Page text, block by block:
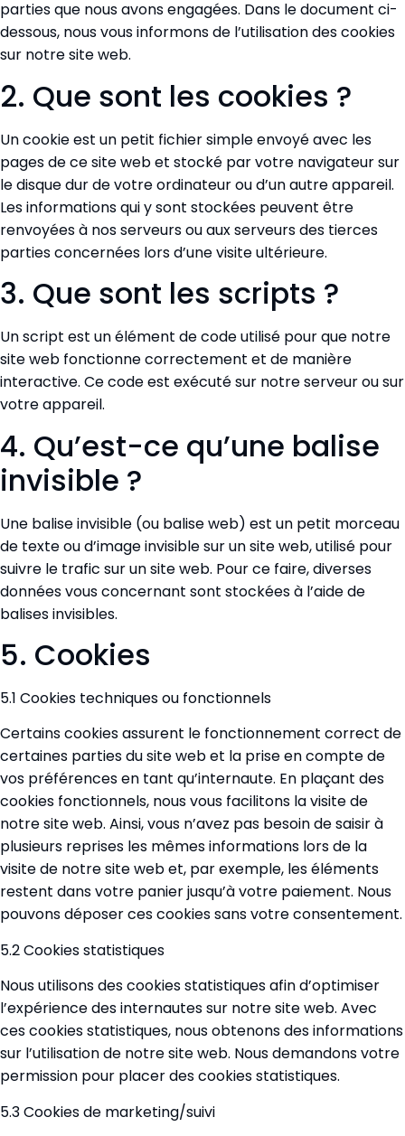
parties que nous avons engagées. Dans le document ci-
dessous, nous vous informons de l’utilisation des cookies
sur notre site web.
2. Que sont les cookies ?
Un cookie est un petit fichier simple envoyé avec les
pages de ce site web et stocké par votre navigateur sur
le disque dur de votre ordinateur ou d’un autre appareil.
Les informations qui y sont stockées peuvent être
renvoyées à nos serveurs ou aux serveurs des tierces
parties concernées lors d’une visite ultérieure.
3. Que sont les scripts ?
Un script est un élément de code utilisé pour que notre
site web fonctionne correctement et de manière
interactive. Ce code est exécuté sur notre serveur ou sur
votre appareil.
4. Qu’est-ce qu’une balise
invisible ?
Une balise invisible (ou balise web) est un petit morceau
de texte ou d’image invisible sur un site web, utilisé pour
suivre le trafic sur un site web. Pour ce faire, diverses
données vous concernant sont stockées à l’aide de
balises invisibles.
5. Cookies
5.1 Cookies techniques ou fonctionnels
Certains cookies assurent le fonctionnement correct de
certaines parties du site web et la prise en compte de
vos préférences en tant qu’internaute. En plaçant des
cookies fonctionnels, nous vous facilitons la visite de
notre site web. Ainsi, vous n’avez pas besoin de saisir à
plusieurs reprises les mêmes informations lors de la
visite de notre site web et, par exemple, les éléments
restent dans votre panier jusqu’à votre paiement. Nous
pouvons déposer ces cookies sans votre consentement.
5.2 Cookies statistiques
Nous utilisons des cookies statistiques afin d’optimiser
l’expérience des internautes sur notre site web. Avec
ces cookies statistiques, nous obtenons des informations
sur l’utilisation de notre site web. Nous demandons votre
permission pour placer des cookies statistiques.
5.3 Cookies de marketing/suivi